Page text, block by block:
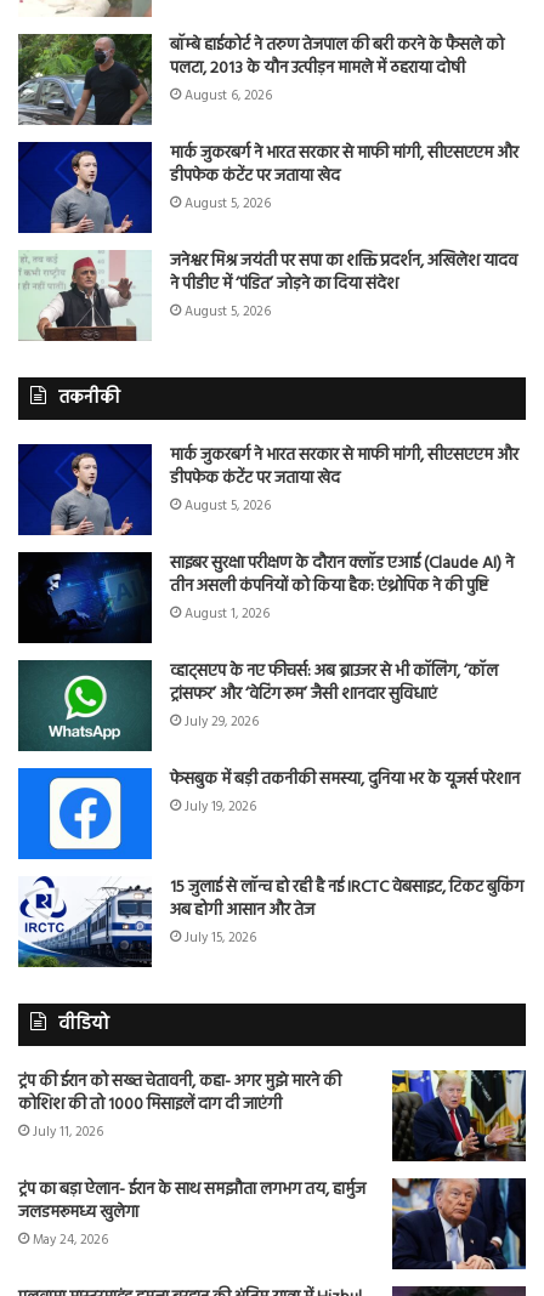
बॉम्बे हाईकोर्ट ने तरुण तेजपाल की बरी करने के फैसले को
पलटा, 2013 के यौन उत्पीड़न मामले में ठहराया दोषी
August 6, 2026
मार्क जुकरबर्ग ने भारत सरकार से माफी मांगी, सीएसएएम और
डीपफेक कंटेंट पर जताया खेद
August 5, 2026
जनेश्वर मिश्र जयंती पर सपा का शक्ति प्रदर्शन, अखिलेश यादव
ने पीडीए में ‘पंडित’ जोड़ने का दिया संदेश
August 5, 2026
तकनीकी
मार्क जुकरबर्ग ने भारत सरकार से माफी मांगी, सीएसएएम और
डीपफेक कंटेंट पर जताया खेद
August 5, 2026
साइबर सुरक्षा परीक्षण के दौरान क्लॉड एआई (Claude AI) ने
तीन असली कंपनियों को किया हैक: एंथ्रोपिक ने की पुष्टि
August 1, 2026
व्हाट्सएप के नए फीचर्स: अब ब्राउजर से भी कॉलिंग, ‘कॉल
ट्रांसफर’ और ‘वेटिंग रूम’ जैसी शानदार सुविधाएं
July 29, 2026
फेसबुक में बड़ी तकनीकी समस्या, दुनिया भर के यूजर्स परेशान
July 19, 2026
15 जुलाई से लॉन्च हो रही है नई IRCTC वेबसाइट, टिकट बुकिंग
अब होगी आसान और तेज
July 15, 2026
वीडियो
ट्रंप की ईरान को सख्त चेतावनी, कहा- अगर मुझे मारने की
कोशिश की तो 1000 मिसाइलें दाग दी जाएंगी
July 11, 2026
ट्रंप का बड़ा ऐलान- ईरान के साथ समझौता लगभग तय, हार्मुज
जलडमरूमध्य खुलेगा
May 24, 2026